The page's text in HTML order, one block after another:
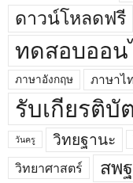
ดาวน์โหลดฟรี
ทดสอบออน
ภาษาอังกฤษ ภาษาไ
รับเกียรติบั
วันครู วิทยฐานะ
วิทยาศาสตร์ สพ